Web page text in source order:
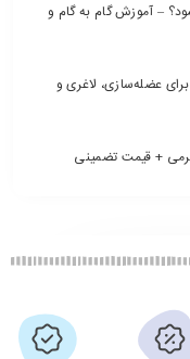
– آموزش گام به گام و
عضله‌سازی، لاغری و